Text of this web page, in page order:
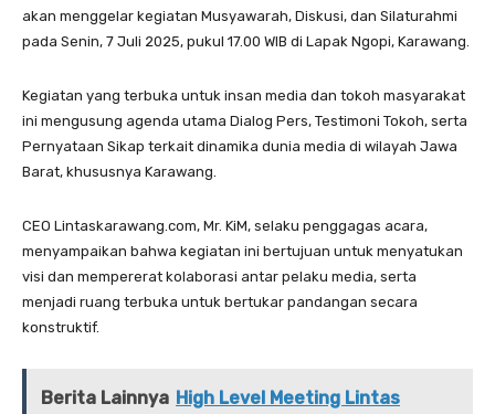
akan menggelar kegiatan Musyawarah, Diskusi, dan Silaturahmi
pada Senin, 7 Juli 2025, pukul 17.00 WIB di Lapak Ngopi, Karawang.
Kegiatan yang terbuka untuk insan media dan tokoh masyarakat
ini mengusung agenda utama Dialog Pers, Testimoni Tokoh, serta
Pernyataan Sikap terkait dinamika dunia media di wilayah Jawa
Barat, khususnya Karawang.
CEO Lintaskarawang.com, Mr. KiM, selaku penggagas acara,
menyampaikan bahwa kegiatan ini bertujuan untuk menyatukan
visi dan mempererat kolaborasi antar pelaku media, serta
menjadi ruang terbuka untuk bertukar pandangan secara
konstruktif.
Berita Lainnya High Level Meeting Lintas